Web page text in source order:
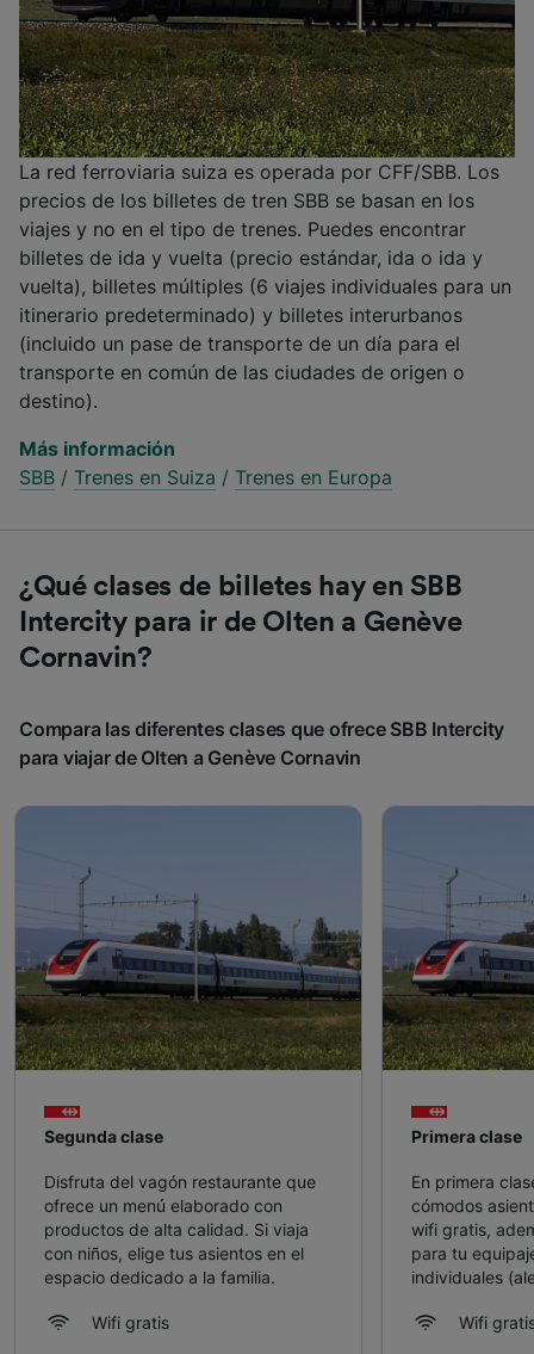
La red ferroviaria suiza es operada por CFF/SBB. Los
precios de los billetes de tren SBB se basan en los
viajes y no en el tipo de trenes. Puedes encontrar
billetes de ida y vuelta (precio estándar, ida o ida y
vuelta), billetes múltiples (6 viajes individuales para un
itinerario predeterminado) y billetes interurbanos
(incluido un pase de transporte de un día para el
transporte en común de las ciudades de origen o
destino).
Más información
SBB / Trenes en Suiza / Trenes en Europa
¿Qué clases de billetes hay en SBB
Intercity para ir de Olten a Genève
Cornavin?
Compara las diferentes clases que ofrece SBB Intercity
para viajar de Olten a Genève Cornavin
Segunda clase
Disfruta del vagón restaurante que
ofrece un menú elaborado con
productos de alta calidad. Si viaja
con niños, elige tus asientos en el
espacio dedicado a la familia.
Wifi gratis
Primera clase
En primera
cómodos
wifi gratis,
para tu
individuales
Wifi